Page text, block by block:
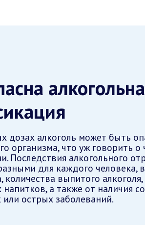
дозах алкоголь может быть
организма, что уж говорить
Последствия алкогольного
для каждого человека,
количества выпитого
напитков, а также от наличия
или острых заболеваний.